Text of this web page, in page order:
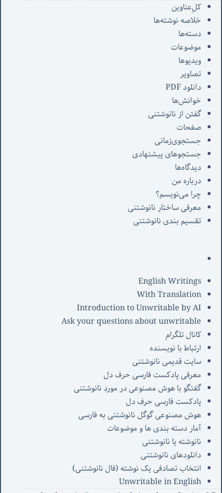
کل‌ِعناوین
خلاصه نوشته‌ها
دسته‌ها
موضوعات
ویدیوها
تصاویر
دانلود PDF
خوانش‌ها
گفتن از نانوشتنی
صفحات
جستجوی‌زمانی
جستجوهای پیشنهادی
دیدگاه‌ها
درباره من
چرا می‌نویسم؟
معرفی‌ ساختار نانوشتنی
تقسیم بندی نانوشتنی
English Writings
With Translation
Introduction to Unwritable by AI
Ask your questions about unwritable
کانال تلگرام
ارتباط با نویسنده
سایت قدیمی نانوشتنی
معرفی پادکست فارسی حرف دل
گفتگو با هوش مصنوعی در مورد نانوشتنی
پادکست فارسی حرف دل
هوش مصنوعی گوگل نانوشتنی به فارسی
آمار دسته بندی ها و موضوعات
نانوشته یا نانوشتنی
دانلودهای نانوشتنی
انتخاب تصادفی یک نوشته (فال نانوشتنی)
Unwritable in English